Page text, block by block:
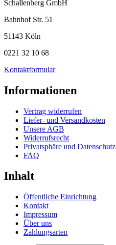
Schallenberg GmbH
Bahnhof Str. 51
51143 Köln
0221 32 10 68
Kontaktformular
Informationen
Vertrag widerrufen
Liefer- und Versandkosten
Unsere AGB
Widerrufsrecht
Privatsphäre und Datenschutz
FAQ
Inhalt
Öffentliche Einrichtung
Kontakt
Impressum
Über uns
Zahlungsarten